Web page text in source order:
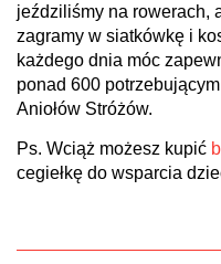
jeździliśmy na rowerach,
zagramy w siatkówkę i
każdego dnia móc
ponad 600
Aniołów Stróżów.
Ps. Wciąż możesz kupić
cegiełkę do wsparcia